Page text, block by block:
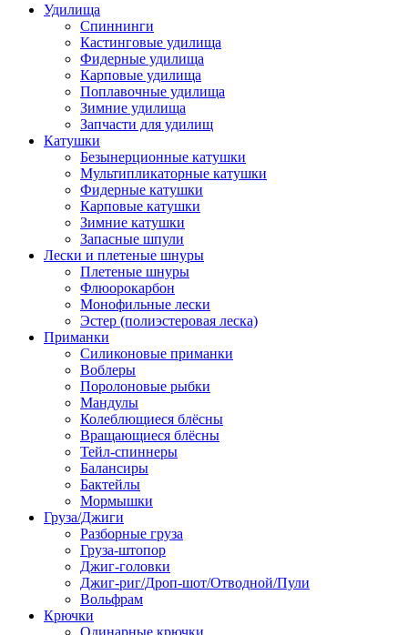
Удилища
Спиннинги
Кастинговые удилища
Фидерные удилища
Карповые удилища
Поплавочные удилища
Зимние удилища
Запчасти для удилищ
Катушки
Безынерционные катушки
Мультипликаторные катушки
Фидерные катушки
Карповые катушки
Зимние катушки
Запасные шпули
Лески и плетеные шнуры
Плетеные шнуры
Флюорокарбон
Монофильные лески
Эстер (полиэстеровая леска)
Приманки
Силиконовые приманки
Воблеры
Поролоновые рыбки
Мандулы
Колеблющиеся блёсны
Вращающиеся блёсны
Тейл-спиннеры
Балансиры
Бактейлы
Мормышки
Груза/Джиги
Разборные груза
Груза-штопор
Джиг-головки
Джиг-риг/Дроп-шот/Отводной/Пули
Вольфрам
Крючки
Одинарные крючки